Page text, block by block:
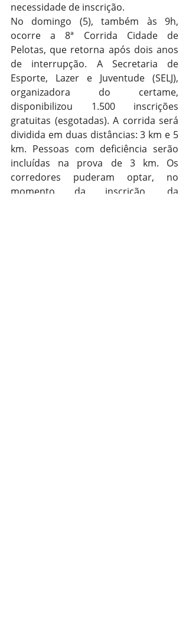
necessidade de inscrição.
No domingo (5), também às 9h,
ocorre a 8ª Corrida Cidade de
Pelotas, que retorna após dois anos
de interrupção. A Secretaria de
Esporte, Lazer e Juventude (SELJ),
organizadora do certame,
disponibilizou 1.500 inscrições
gratuitas (esgotadas). A corrida será
dividida em duas distâncias: 3 km e 5
km. Pessoas com deficiência serão
incluídas na prova de 3 km. Os
corredores puderam optar, no
momento da inscrição, da